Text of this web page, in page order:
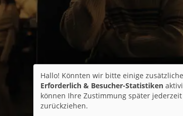
Hallo! Könnten wir bitte einige
Erforderlich & Besucher-Statistiken
können Ihre Zustimmung später
zurückziehen.